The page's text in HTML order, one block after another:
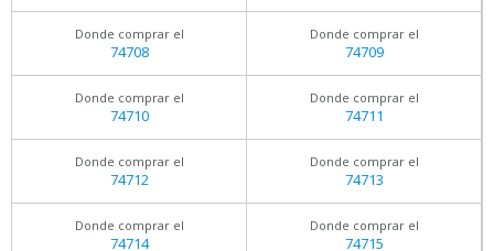
Donde comprar el
74708
Donde comprar el
74709
Donde comprar el
74710
Donde comprar el
74711
Donde comprar el
74712
Donde comprar el
74713
Donde comprar el
74714
Donde comprar el
74715